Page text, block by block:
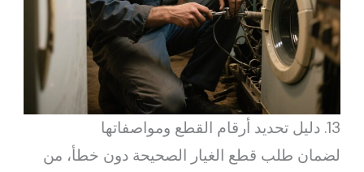
13. دليل تحديد أرقام القطع ومواصفاتها
لضمان طلب قطع الغيار الصحيحة دون خطأ، من